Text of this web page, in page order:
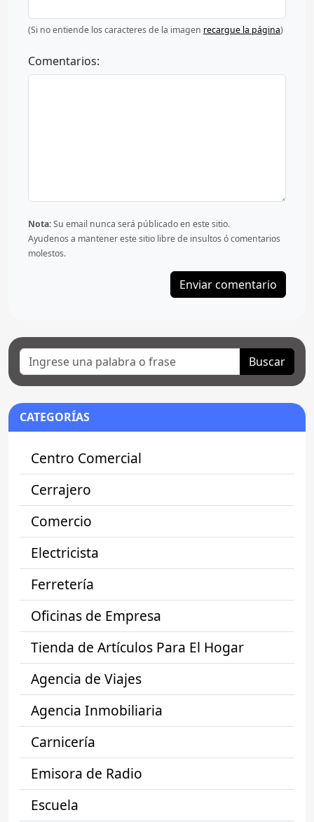
(Si no entiende los caracteres de la imagen recargue la página)
Comentarios:
Nota:Su email nunca será públicado en este sitio.
Ayudenos a mantener este sitio libre de insultos ó comentarios
molestos.
Buscar
CATEGORÍAS
Centro Comercial
Cerrajero
Comercio
Electricista
Ferretería
Oficinas de Empresa
Tienda de Artículos Para El Hogar
Agencia de Viajes
Agencia Inmobiliaria
Carnicería
Emisora de Radio
Escuela